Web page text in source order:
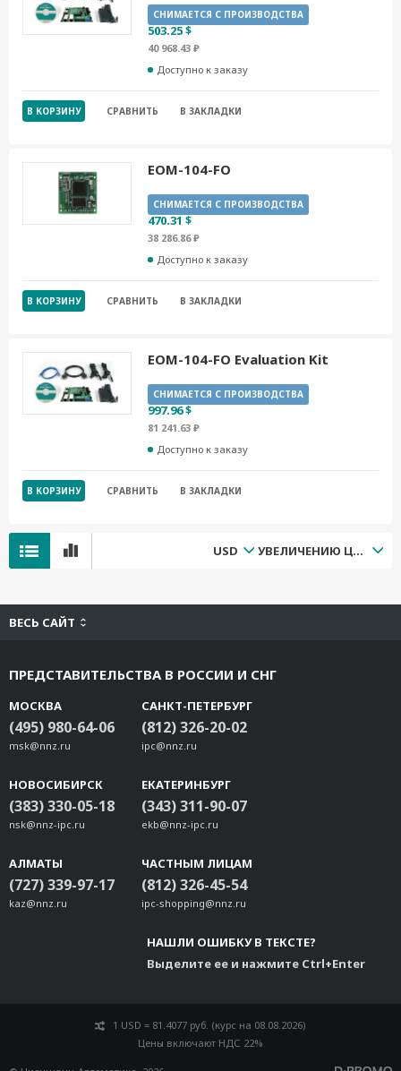
СНИМАЕТСЯ С ПРОИЗВОДСТВА
503.25 $
40 968.43 ₽
Доступно к заказу
В КОРЗИНУ СРАВНИТЬ В ЗАКЛАДКИ
EOM-104-FO
СНИМАЕТСЯ С ПРОИЗВОДСТВА
470.31 $
38 286.86 ₽
Доступно к заказу
В КОРЗИНУ СРАВНИТЬ В ЗАКЛАДКИ
EOM-104-FO Evaluation Kit
СНИМАЕТСЯ С ПРОИЗВОДСТВА
997.96 $
81 241.63 ₽
Доступно к заказу
В КОРЗИНУ СРАВНИТЬ В ЗАКЛАДКИ
USD УВЕЛИЧЕНИЮ ЦЕНЫ
ВЕСЬ САЙТ
ПРЕДСТАВИТЕЛЬСТВА В РОССИИ И СНГ
МОСКВА
(495) 980-64-06
msk@nnz.ru
САНКТ-ПЕТЕРБУРГ
(812) 326-20-02
ipc@nnz.ru
НОВОСИБИРСК
(383) 330-05-18
nsk@nnz-ipc.ru
ЕКАТЕРИНБУРГ
(343) 311-90-07
ekb@nnz-ipc.ru
АЛМАТЫ
(727) 339-97-17
kaz@nnz.ru
ЧАСТНЫМ ЛИЦАМ
(812) 326-45-54
ipc-shopping@nnz.ru
НАШЛИ ОШИБКУ В ТЕКСТЕ?
Выделите ее и нажмите Ctrl+Enter
1 USD = 81.4077 руб. (курс на 08.08.2026)
Цены включают НДС 22%